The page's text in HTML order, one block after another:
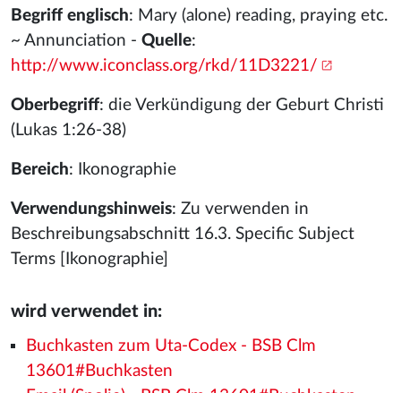
Begriff englisch: Mary (alone) reading, praying etc.
~ Annunciation - Quelle:
http://www.iconclass.org/rkd/11D3221/
Oberbegriff: die Verkündigung der Geburt Christi
(Lukas 1:26-38)
Bereich: Ikonographie
Verwendungshinweis: Zu verwenden in
Beschreibungsabschnitt 16.3. Specific Subject
Terms [Ikonographie]
wird verwendet in:
Buchkasten zum Uta-Codex - BSB Clm
13601#Buchkasten